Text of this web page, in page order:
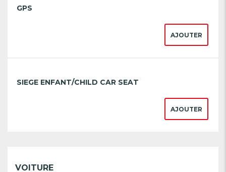
GPS
AJOUTER
SIEGE ENFANT/CHILD CAR SEAT
AJOUTER
VOITURE